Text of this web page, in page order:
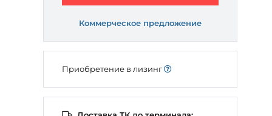
Коммерческое предложение
Приобретение в лизинг